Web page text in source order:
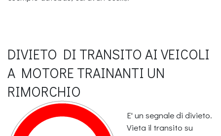
DIVIETO DI TRANSITO AI VEICOLI
A MOTORE TRAINANTI UN
RIMORCHIO
E' un segnale di divieto.
Vieta il transito su